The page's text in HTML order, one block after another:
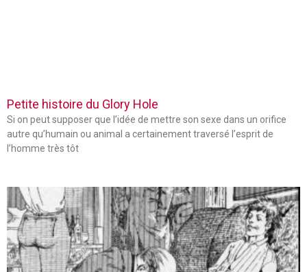
Petite histoire du Glory Hole
Si on peut supposer que l’idée de mettre son sexe dans un orifice
autre qu’humain ou animal a certainement traversé l’esprit de
l’homme très tôt